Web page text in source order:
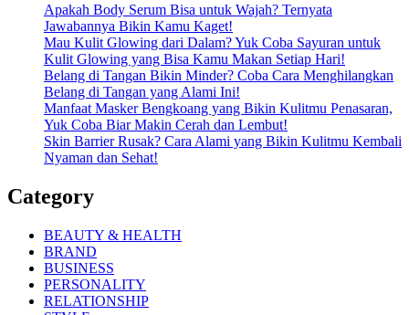
Apakah Body Serum Bisa untuk Wajah? Ternyata
Jawabannya Bikin Kamu Kaget!
Mau Kulit Glowing dari Dalam? Yuk Coba Sayuran untuk
Kulit Glowing yang Bisa Kamu Makan Setiap Hari!
Belang di Tangan Bikin Minder? Coba Cara Menghilangkan
Belang di Tangan yang Alami Ini!
Manfaat Masker Bengkoang yang Bikin Kulitmu Penasaran,
Yuk Coba Biar Makin Cerah dan Lembut!
Skin Barrier Rusak? Cara Alami yang Bikin Kulitmu Kembali
Nyaman dan Sehat!
Category
BEAUTY & HEALTH
BRAND
BUSINESS
PERSONALITY
RELATIONSHIP